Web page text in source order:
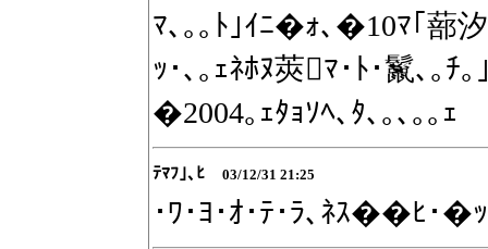
ﾏ､｡｡ﾄ｣ｲﾆ�ｫ､�10ﾏ｢蔀
ｯ･､｡ｪﾈﾎﾇ莢ﾏ･ﾄ･鬣､｡ﾁ
�2004｡ｪﾀｮｿﾍ､ﾀ､｡､｡｡ｪ
ﾃﾏﾌ｣､ﾋ 03/12/31 21:25
･ﾜ･ﾖ･ｵ･ﾃ･ﾗ､ﾈｽ��ﾋ･�